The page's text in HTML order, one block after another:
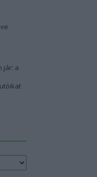
jár: a